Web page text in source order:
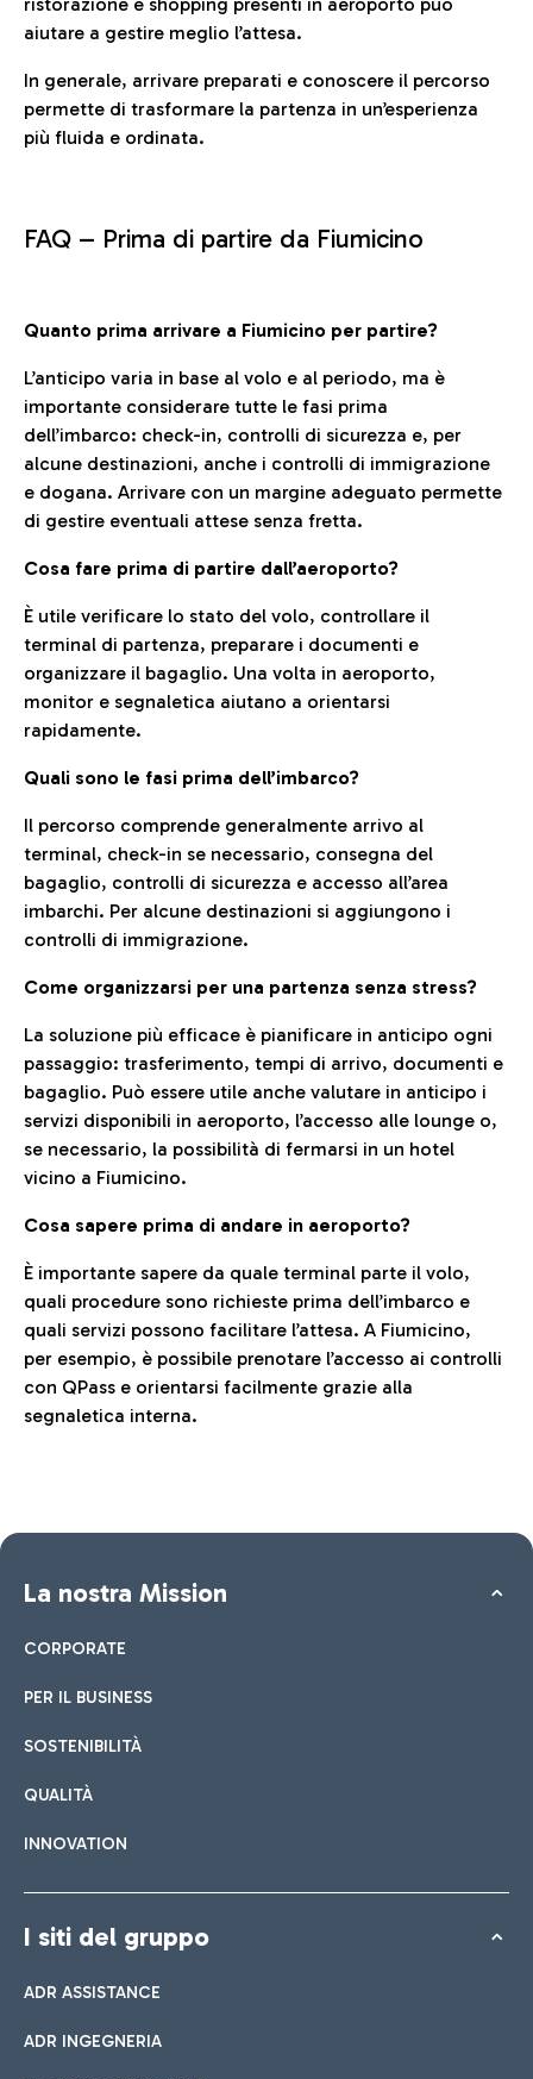
aiutare a gestire meglio l’attesa.
In generale, arrivare preparati e conoscere il percorso
permette di trasformare la partenza in un’esperienza
più fluida e ordinata.
FAQ – Prima di partire da Fiumicino
Quanto prima arrivare a Fiumicino per partire?
L’anticipo varia in base al volo e al periodo, ma è
importante considerare tutte le fasi prima
dell’imbarco: check-in, controlli di sicurezza e, per
alcune destinazioni, anche i controlli di immigrazione
e dogana. Arrivare con un margine adeguato permette
di gestire eventuali attese senza fretta.
Cosa fare prima di partire dall’aeroporto?
È utile verificare lo stato del volo, controllare il
terminal di partenza, preparare i documenti e
organizzare il bagaglio. Una volta in aeroporto,
monitor e segnaletica aiutano a orientarsi
rapidamente.
Quali sono le fasi prima dell’imbarco?
Il percorso comprende generalmente arrivo al
terminal, check-in se necessario, consegna del
bagaglio, controlli di sicurezza e accesso all’area
imbarchi. Per alcune destinazioni si aggiungono i
controlli di immigrazione.
Come organizzarsi per una partenza senza stress?
La soluzione più efficace è pianificare in anticipo ogni
passaggio: trasferimento, tempi di arrivo, documenti e
bagaglio. Può essere utile anche valutare in anticipo i
servizi disponibili in aeroporto, l’accesso alle lounge o,
se necessario, la possibilità di fermarsi in un hotel
vicino a Fiumicino.
Cosa sapere prima di andare in aeroporto?
È importante sapere da quale terminal parte il volo,
quali procedure sono richieste prima dell’imbarco e
quali servizi possono facilitare l’attesa. A Fiumicino,
per esempio, è possibile prenotare l’accesso ai controlli
con QPass e orientarsi facilmente grazie alla
segnaletica interna.
La nostra Mission
CORPORATE
PER IL BUSINESS
SOSTENIBILITÀ
QUALITÀ
INNOVATION
I siti del gruppo
ADR ASSISTANCE
ADR INGEGNERIA